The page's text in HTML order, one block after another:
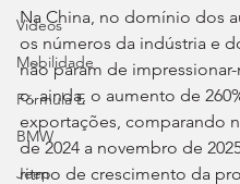
Videos
Mobilidade
Fórmula E
BMW
Jeep
Na China, no domínio dos
os números da indústria e
não param de impressionar-
o, ainda, o aumento de
exportações, comparando
de 2024 a novembro de
ritmo de crescimento da